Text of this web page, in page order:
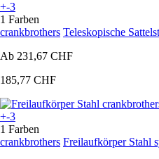
+-3
1 Farben
crankbrothers Teleskopische
Ab 231,67 CHF
185,77 CHF
+-3
1 Farben
crankbrothers Freilaufkörper Stahl